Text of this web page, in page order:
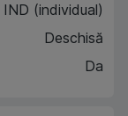
IND (individual)
Deschisă
Da